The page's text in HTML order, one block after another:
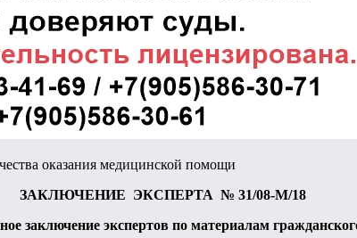
оказания медицинской помощи
ЗАКЛЮЧЕНИЕ ЭКСПЕРТА № 31/08-М/18
заключение экспертов по материалам